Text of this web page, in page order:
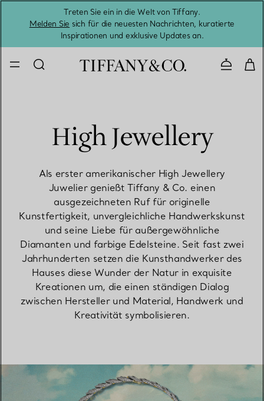
Treten Sie ein in die Welt von Tiffany.
Melden Sie sich für die neuesten Nachrichten, kuratierte
Inspirationen und exklusive Updates an.
High Jewellery
Als erster amerikanischer High Jewellery
Juwelier genießt Tiffany & Co. einen
ausgezeichneten Ruf für originelle
Kunstfertigkeit, unvergleichliche Handwerkskunst
und seine Liebe für außergewöhnliche
Diamanten und farbige Edelsteine. Seit fast zwei
Jahrhunderten setzen die Kunsthandwerker des
Hauses diese Wunder der Natur in exquisite
Kreationen um, die einen ständigen Dialog
zwischen Hersteller und Material, Handwerk und
Kreativität symbolisieren.